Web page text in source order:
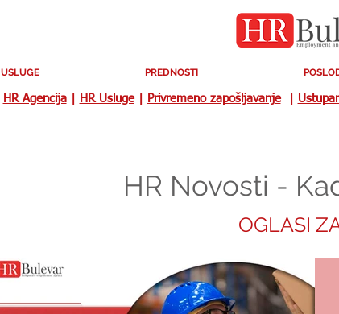
USLUGE PREDNOSTI
HR Agencija| HR Usluge| Privremeno zapošljavanje|
HR Novosti -
OGLASI